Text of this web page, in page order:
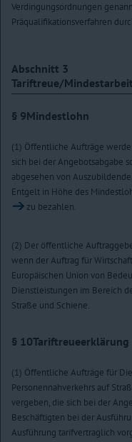
Verdingungsordnungen
Präqualifikationsverfahren
Abschnitt 3
Tariftreue/
§ 9Mindestlohn
(1) Öffentliche Aufträge
sich bei der Angebotsabgabe
abgesehen von
Entgelt in Höhe des
zu bezahlen.
(2) Der öffentliche
wenn der Auftrag für
Europäischen Union von
Dienstleistungen im Bereich
Straße und Schiene.
§ 10Tariftreueerklärung
(1) Öffentliche Aufträge für
Personennahverkehrs auf
vergeben, die sich bei der
Beschäftigten bei der
Ausführung tarifvertraglich